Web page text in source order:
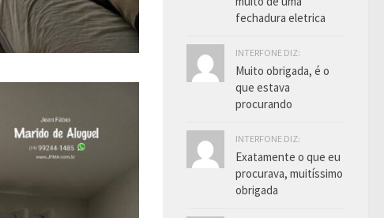
fechadura eletrica
INTERFONE DIZ:
Muito obrigada, é o
que estava
procurando
INTERFONE DIZ:
Exatamente o que eu
procurava, muitíssimo
obrigada